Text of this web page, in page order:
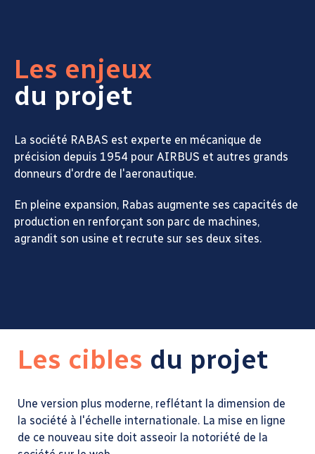
Les enjeux
du projet
La société RABAS est experte en mécanique de
précision depuis 1954 pour AIRBUS et autres grands
donneurs d'ordre de l'aeronautique.
En pleine expansion, Rabas augmente ses capacités de
production en renforçant son parc de machines,
agrandit son usine et recrute sur ses deux sites.
Les cibles du projet
Une version plus moderne, reflétant la dimension de
la société à l'échelle internationale. La mise en ligne
de ce nouveau site doit asseoir la notoriété de la